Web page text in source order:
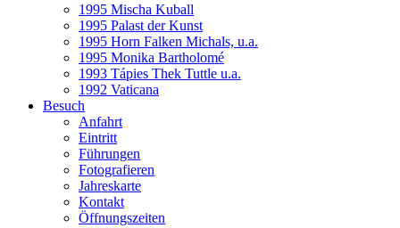
1995 Mischa Kuball
1995 Palast der Kunst
1995 Horn Falken Michals, u.a.
1995 Monika Bartholomé
1993 Tápies Thek Tuttle u.a.
1992 Vaticana
Besuch
Anfahrt
Eintritt
Führungen
Fotografieren
Jahreskarte
Kontakt
Öffnungszeiten